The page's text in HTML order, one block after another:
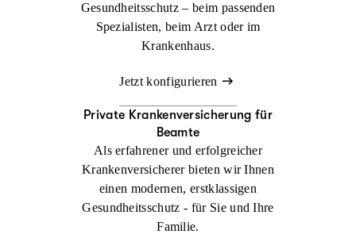
Gesundheitsschutz – beim passenden
Spezialisten, beim Arzt oder im
Krankenhaus.
Jetzt konfigurieren
Private Krankenversicherung für
Beamte
Als erfahrener und erfolgreicher
Krankenversicherer bieten wir Ihnen
einen modernen, erstklassigen
Gesundheitsschutz - für Sie und Ihre
Familie.